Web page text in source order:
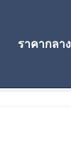
ราคากลาง